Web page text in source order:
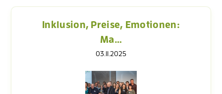
Inklusion, Preise, Emotionen:
Ma…
03.11.2025